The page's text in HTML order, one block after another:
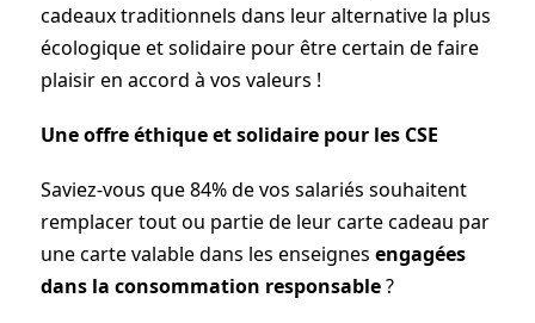
cadeaux traditionnels dans leur alternative la plus
écologique et solidaire pour être certain de faire
plaisir en accord à vos valeurs !
Une offre éthique et solidaire pour les CSE
Saviez-vous que 84% de vos salariés souhaitent
remplacer tout ou partie de leur carte cadeau par
une carte valable dans les enseignes engagées
dans la consommation responsable?